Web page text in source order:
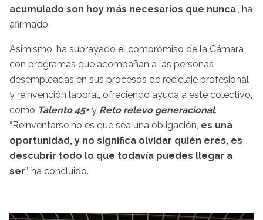
acumulado son hoy más necesarios que nunca”, ha
afirmado.
Asimismo, ha subrayado el compromiso de la Cámara
con programas que acompañan a las personas
desempleadas en sus procesos de reciclaje profesional
y reinvención laboral, ofreciendo ayuda a este colectivo,
como Talento 45+y Reto relevo generacional.
“Reinventarse no es que sea una obligación, es una
oportunidad, y no significa olvidar quién eres, es
descubrir todo lo que todavía puedes llegar a
ser”, ha concluido.